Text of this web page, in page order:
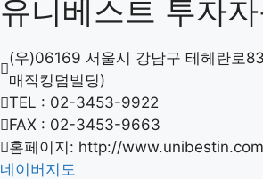
유니베스트 투자
(우)06169 서울시 강남구 테헤란로
매직킹덤빌딩)
TEL : 02-3453-9922
FAX : 02-3453-9663
홈페이지: http://www.unibestin.com
네이버지도